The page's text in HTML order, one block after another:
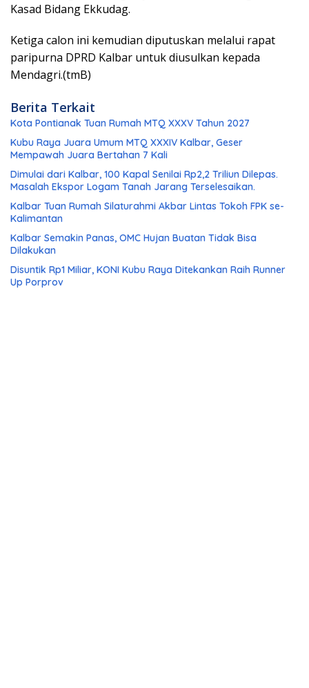
Kasad Bidang Ekkudag.
Ketiga calon ini kemudian diputuskan melalui rapat
paripurna DPRD Kalbar untuk diusulkan kepada
Mendagri.(tmB)
Berita Terkait
Kota Pontianak Tuan Rumah MTQ XXXV Tahun 2027
Kubu Raya Juara Umum MTQ XXXIV Kalbar, Geser
Mempawah Juara Bertahan 7 Kali
Dimulai dari Kalbar, 100 Kapal Senilai Rp2,2 Triliun Dilepas.
Masalah Ekspor Logam Tanah Jarang Terselesaikan.
Kalbar Tuan Rumah Silaturahmi Akbar Lintas Tokoh FPK se-
Kalimantan
Kalbar Semakin Panas, OMC Hujan Buatan Tidak Bisa
Dilakukan
Disuntik Rp1 Miliar, KONI Kubu Raya Ditekankan Raih Runner
Up Porprov